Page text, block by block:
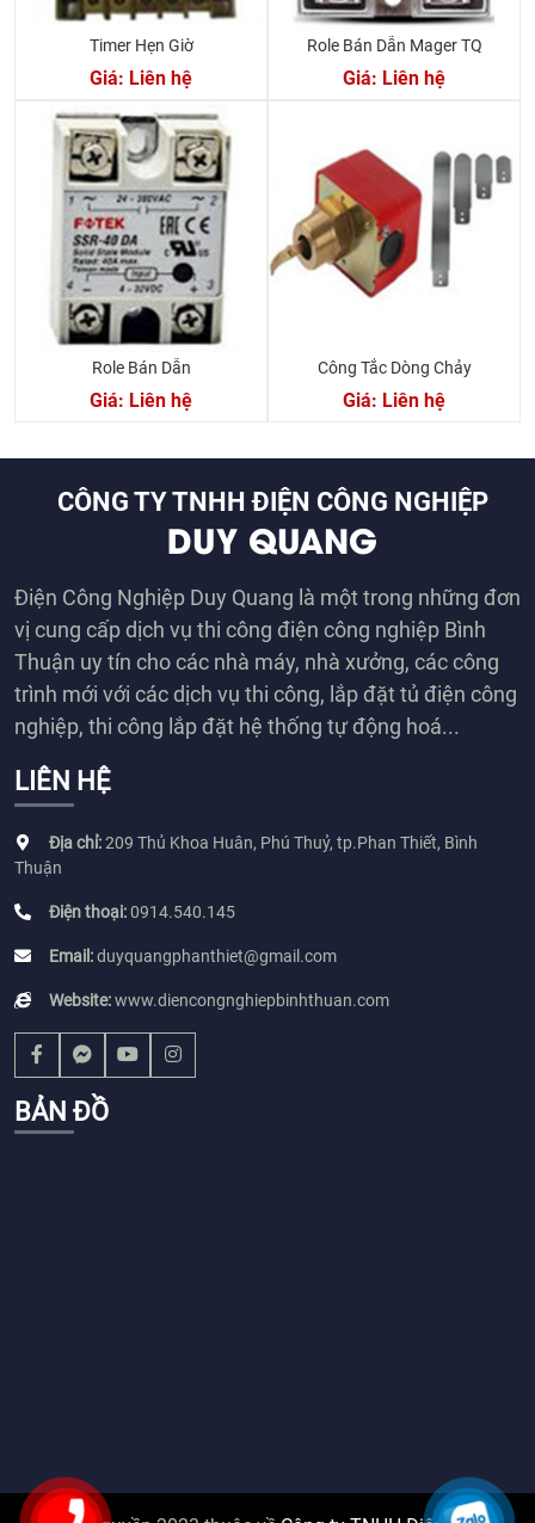
Timer Hẹn Giờ
Giá: Liên hệ
Role Bán Dẫn Mager TQ
Giá: Liên hệ
Role Bán Dẫn
Giá: Liên hệ
Công Tắc Dòng Chảy
Giá: Liên hệ
CÔNG TY TNHH ĐIỆN CÔNG NGHIỆP
DUY QUANG
Điện Công Nghiệp Duy Quang là một trong những đơn
vị cung cấp dịch vụ thi công điện công nghiệp Bình
Thuận uy tín cho các nhà máy, nhà xưởng, các công
trình mới với các dịch vụ thi công, lắp đặt tủ điện công
nghiệp, thi công lắp đặt hệ thống tự động hoá...
LIÊN HỆ
Địa chỉ:209 Thủ Khoa Huân, Phú Thuỷ, tp.Phan Thiết, Bình
Thuận
Điện thoại:0914.540.145
Email:duyquangphanthiet@gmail.com
Website:www.diencongnghiepbinhthuan.com
BẢN ĐỒ